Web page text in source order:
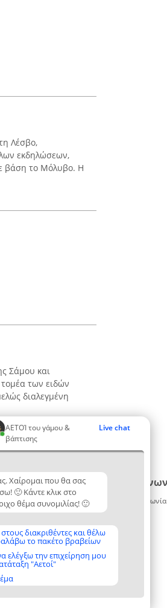
ΑΕΤΟΊ του γάμου &
βάπτισης
Live chat
Χαίρομαι που θα σας
🙂 Κάντε κλικ στο
θέμα συνομιλίας! 🙂
διακριθέντες και θέλω
το πακέτο βραβείων
ελέγξω την επιχείρηση μου
"Αετοί"
Λέσβο,
εκδηλώσεων,
βάση το Μόλυβο. Η
Σάμου και
των ειδών
διαλεγμένη
Κατάταξη
Διακριθέντες
Λίστα
διακριθέντων
Μεθοδολογία
Όροι &
προϋποθέσεις
ΑΠΟΡΡΗΤΟΥ
Επικοινωνία